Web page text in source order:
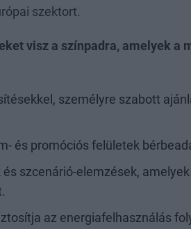
szektort.
visz a színpadra, amelyek a
személyre szabott
és promóciós felületek
szcenárió-elemzések,
az energiafelhasználás